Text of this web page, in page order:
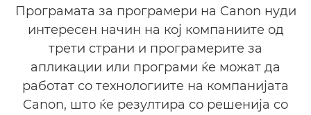
Веќе сте партнер?
Развивајте се со Canon
Програмата за програмери на Canon нуди
интересен начин на кој компаниите од
трети страни и програмерите за
апликации или програми ќе можат да
работат со технологиите на компанијата
Canon, што ќе резултира со решенија со